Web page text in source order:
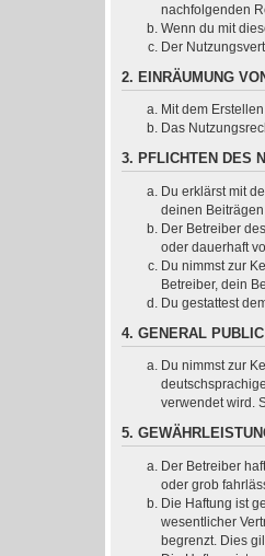
nachfolgenden
Wenn du mit
Der
2. EINRÄUMUNG
Mit dem
Das
3. PFLICHTEN DES
Du erklärst mit
deinen
Der Betreiber
oder dauerhaft
Du nimmst zur
Betreiber, dein
Du gestattest
4. GENERAL
Du nimmst zur
verwendet wird.
5.
Der Betreiber
oder grob
Die Haftung ist
wesentlicher
begrenzt. Dies